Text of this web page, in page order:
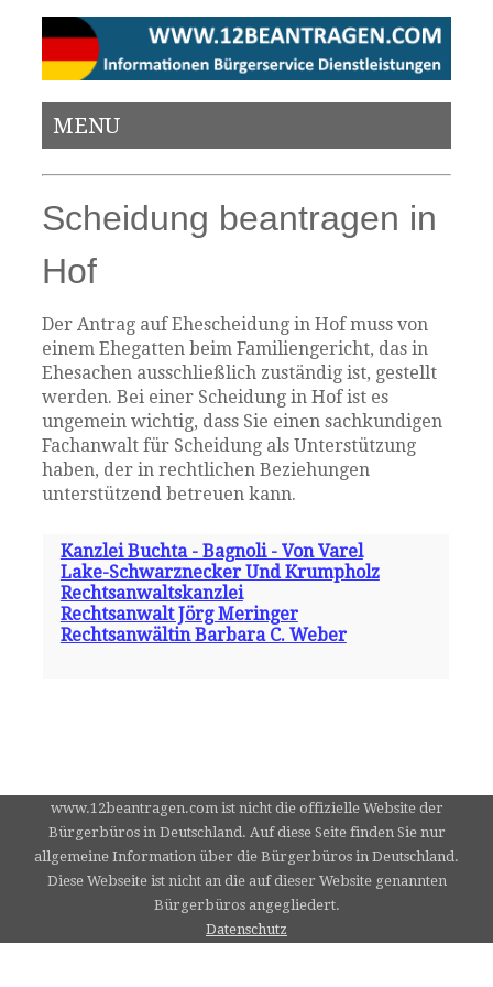
MENU
Scheidung beantragen in
Hof
Der Antrag auf Ehescheidung in Hof muss von
einem Ehegatten beim Familiengericht, das in
Ehesachen ausschließlich zuständig ist, gestellt
werden. Bei einer Scheidung in Hof ist es
ungemein wichtig, dass Sie einen sachkundigen
Fachanwalt für Scheidung als Unterstützung
haben, der in rechtlichen Beziehungen
unterstützend betreuen kann.
Kanzlei Buchta - Bagnoli - Von Varel
Lake-Schwarznecker Und Krumpholz
Rechtsanwaltskanzlei
Rechtsanwalt Jörg Meringer
Rechtsanwältin Barbara C. Weber
www.12beantragen.com ist nicht die offizielle Website der
Bürgerbüros in Deutschland. Auf diese Seite finden Sie nur
allgemeine Information über die Bürgerbüros in Deutschland.
Diese Webseite ist nicht an die auf dieser Website genannten
Bürgerbüros angegliedert.
Datenschutz